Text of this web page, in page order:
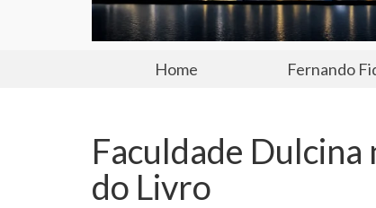
Home Fernando
Faculdade
do Livro